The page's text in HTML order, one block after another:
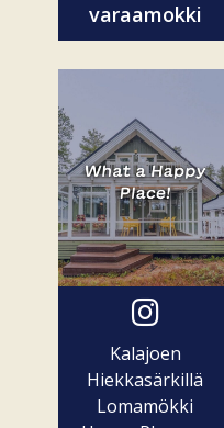
varaamokki
Kalajoen
Hiekkasärkillä
Lomamökki